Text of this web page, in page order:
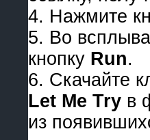
4. Нажмите
5. Во
кнопку Run.
6. Скачайте
Let Me Try в
из